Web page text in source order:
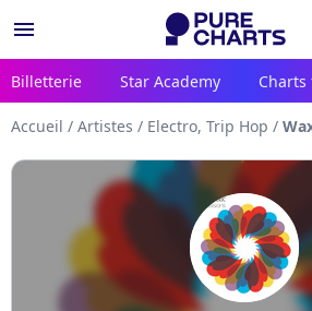
menu
Billetterie Star Academy Charts
Accueil / Artistes / Electro, Trip Hop /